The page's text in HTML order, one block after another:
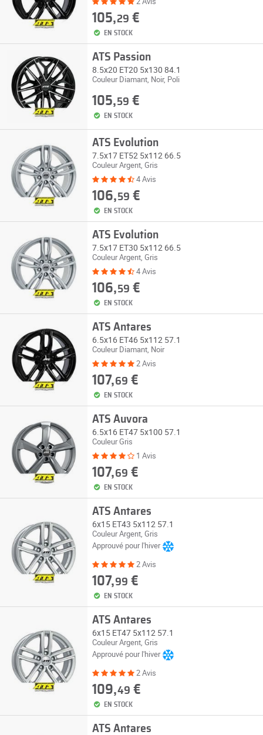
105,29 €
EN STOCK
ATS Passion
8.5x20 ET20 5x130 84.1
Couleur Diamant, Noir, Poli
105,59 €
EN STOCK
ATS Evolution
7.5x17 ET52 5x112 66.5
Couleur Argent, Gris
4 Avis
106,59 €
EN STOCK
ATS Evolution
7.5x17 ET30 5x112 66.5
Couleur Argent, Gris
4 Avis
106,59 €
EN STOCK
ATS Antares
6.5x16 ET46 5x112 57.1
Couleur Diamant, Noir
2 Avis
107,69 €
EN STOCK
ATS Auvora
6.5x16 ET47 5x100 57.1
Couleur Gris
1 Avis
107,69 €
EN STOCK
ATS Antares
6x15 ET43 5x112 57.1
Couleur Argent, Gris
Approuvé pour l'hiver
2 Avis
107,99 €
EN STOCK
ATS Antares
6x15 ET47 5x112 57.1
Couleur Argent, Gris
Approuvé pour l'hiver
2 Avis
109,49 €
EN STOCK
ATS Antares